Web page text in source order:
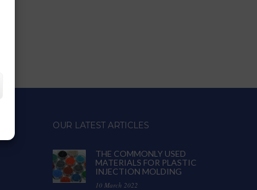
OUR LATEST ARTICLES
THE COMMONLY USED
MATERIALS FOR PLASTIC
INJECTION MOLDING
10 March 2022